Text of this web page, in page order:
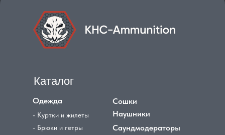
Каталог
Одежда
- Куртки и жилеты
- Брюки и гетры
Сошки
Наушники
Саундмодераторы